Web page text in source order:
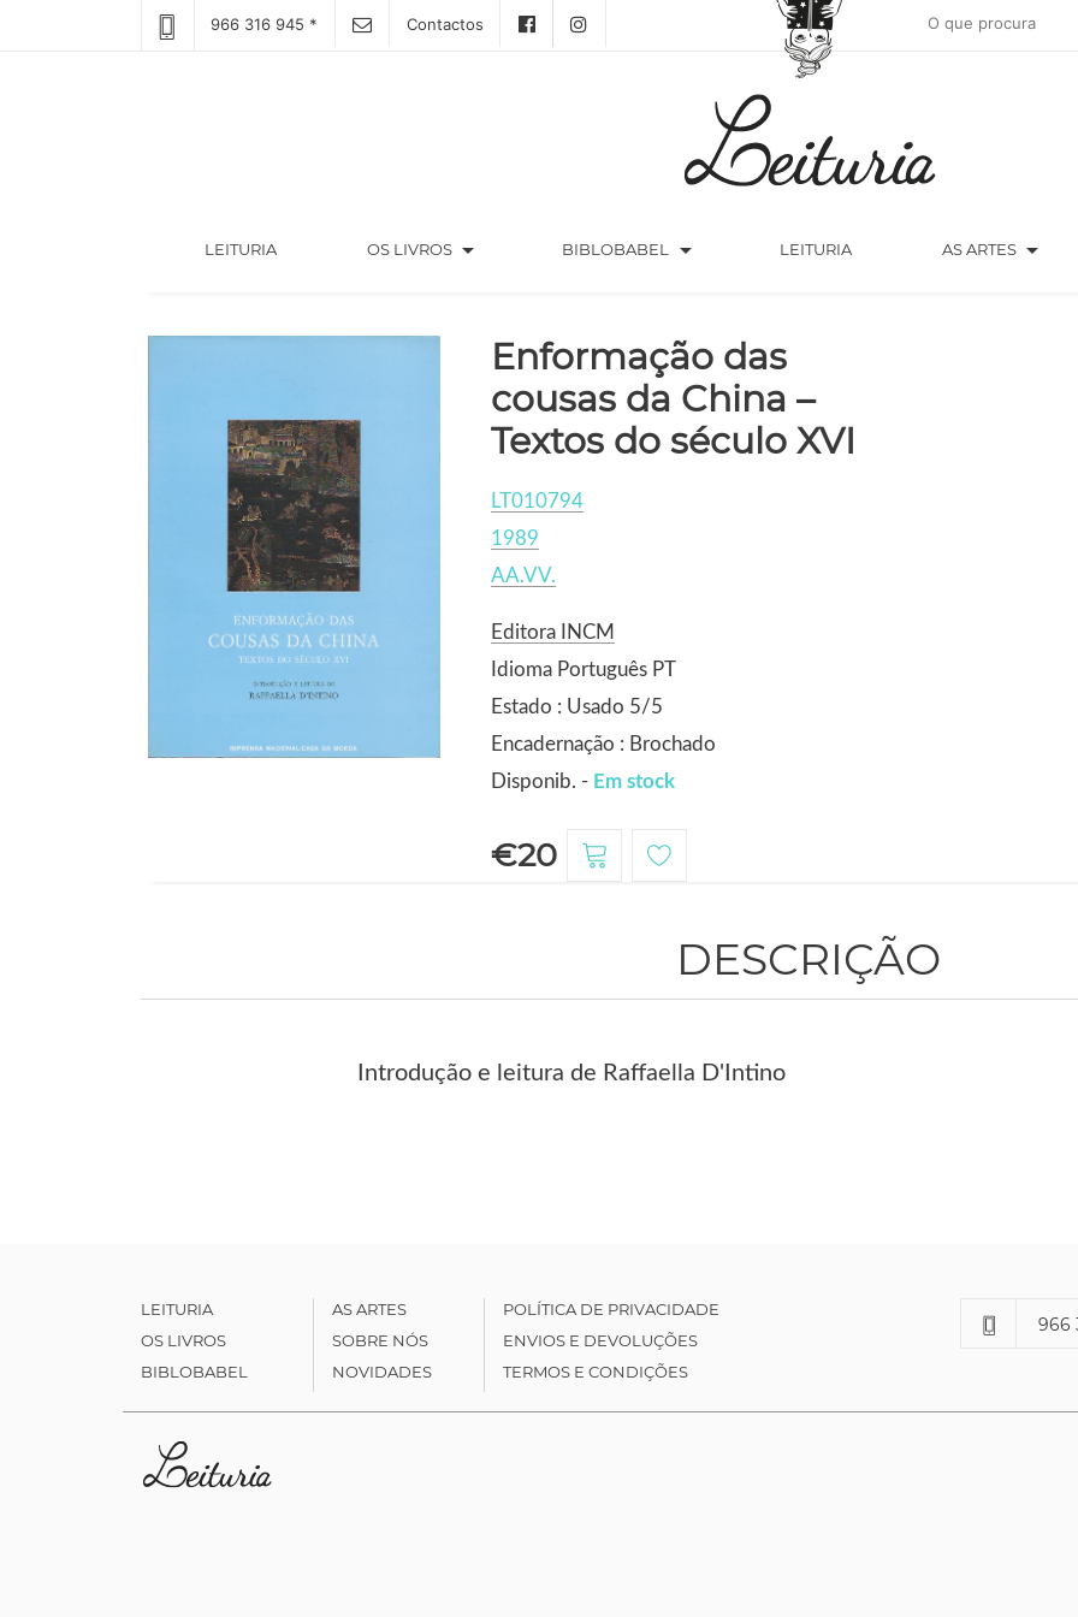
966 316 945 * Contactos
LEITURIA(CURRENT) OS LIVROS arrow_drop_down BIBLOBABEL arrow_drop_down LEITURIA AS ARTES arrow_drop_down
Enformação das
cousas da China –
Textos do século XVI
LT010794
1989
AA.VV.
Editora INCM
Idioma Português PT
Estado : Usado 5/5
Encadernação : Brochado
Disponib. - Em stock
€20
DESCRIÇÃO
Introdução e leitura de Raffaella D'Intino
LEITURIA
OS LIVROS
BIBLOBABEL
AS ARTES
SOBRE NÓS
NOVIDADES
POLÍTICA DE PRIVACIDADE
ENVIOS E DEVOLUÇÕES
TERMOS E CONDIÇÕES
966